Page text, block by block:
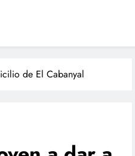
de El Cabanyal